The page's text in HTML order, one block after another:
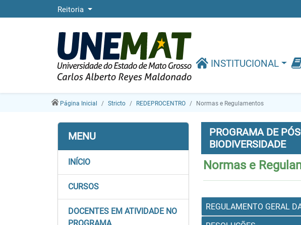
Reitoria
INSTITUCIONAL
Página Inicial Stricto REDEPROCENTRO Normas e Regulamentos
MENU
INÍCIO
CURSOS
DOCENTES EM ATIVIDADE NO
PROGRAMA DE
BIODIVERSIDADE
Normas e
REGULAMENTO GERAL